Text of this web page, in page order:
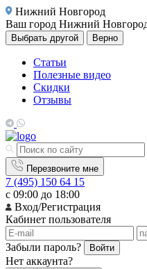
Нижний Новгород
Ваш город Нижний
Выбрать другой Верно
Статьи
Полезные видео
Скидки
Отзывы
Перезвоните мне
7 (495) 150 64 15
с 09:00 до 18:00
Вход/Регистрация
Кабинет пользователя
Забыли пароль? Войти
Нет аккаунта?